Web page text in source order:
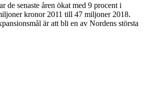
de senaste åren ökat med 9 procent i
kronor 2011 till 47 miljoner 2018.
är att bli en av Nordens största